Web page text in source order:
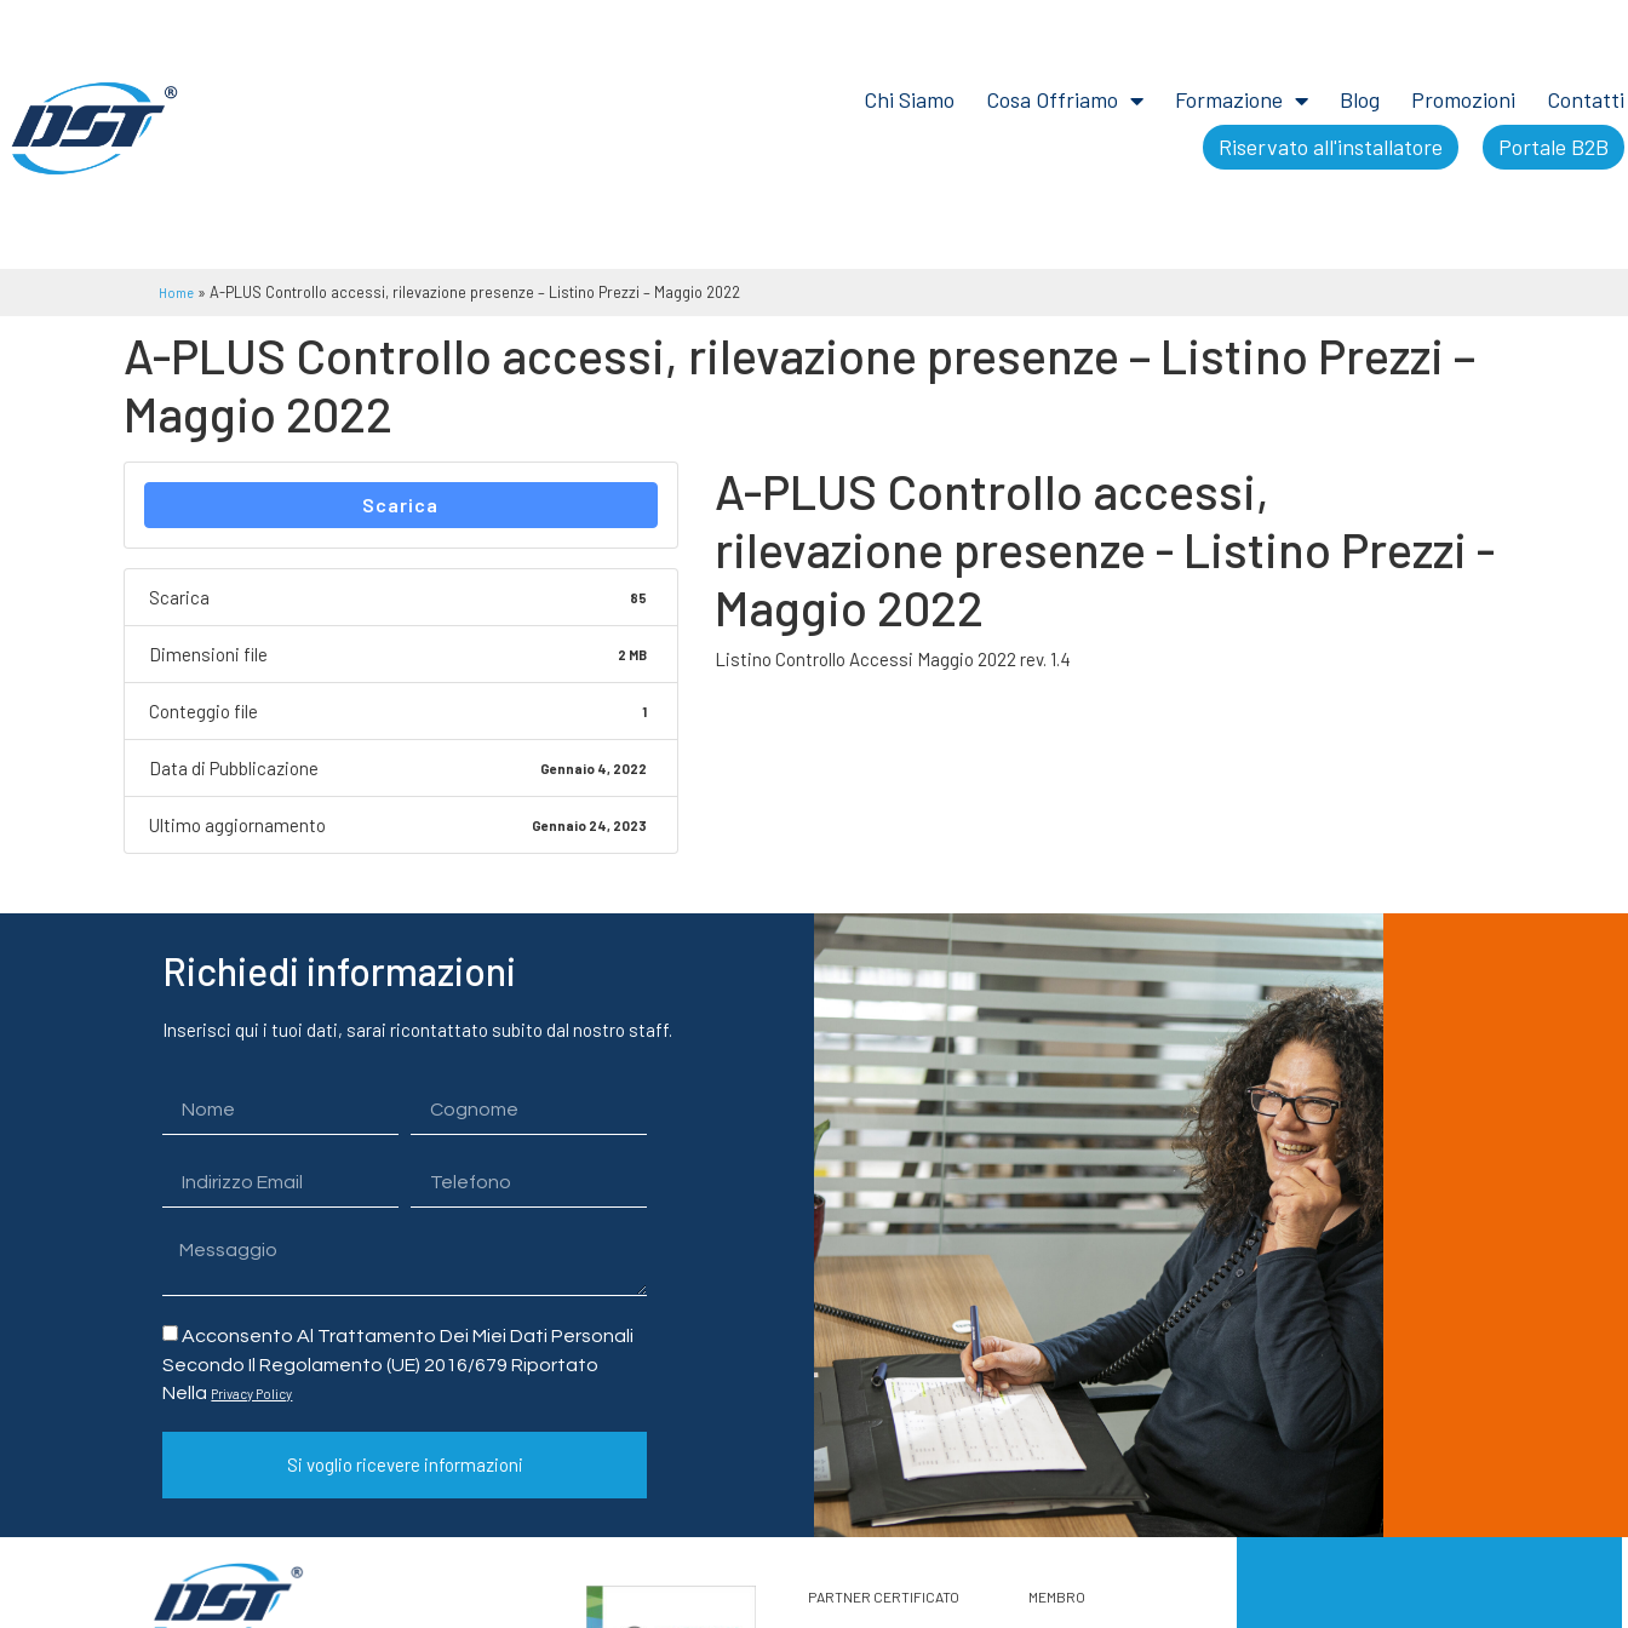
Chi Siamo Cosa Offriamo Formazione Blog Promozioni
Contatti
Riservato all'installatore
Portale B2B
Home» A-PLUS Controllo accessi, rilevazione presenze – Listino Prezzi – Maggio 2022
A-PLUS Controllo accessi, rilevazione presenze – Listino Prezzi –
Maggio 2022
Scarica
Scarica 85
Dimensioni file 2 MB
Conteggio file 1
Data di Pubblicazione Gennaio 4, 2022
Ultimo aggiornamento Gennaio 24, 2023
A-PLUS Controllo accessi,
rilevazione presenze - Listino Prezzi -
Maggio 2022
Listino Controllo Accessi Maggio 2022 rev. 1.4
Richiedi informazioni
Inserisci qui i tuoi dati, sarai ricontattato subito dal nostro staff.
Acconsento Al Trattamento Dei Miei Dati Personali
Secondo Il Regolamento (UE) 2016/679 Riportato
Nella Privacy Policy
Si voglio ricevere informazioni
PARTNER CERTIFICATO MEMBRO